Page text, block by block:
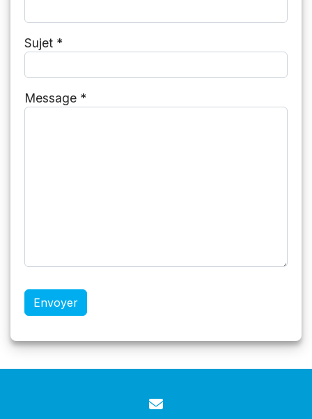
Sujet *
Message *
Captcha*
Envoyer